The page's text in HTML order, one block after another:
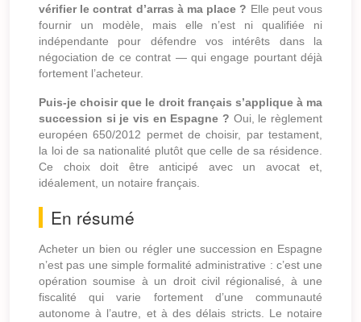
vérifier le contrat d’arras à ma place ? Elle peut vous
fournir un modèle, mais elle n’est ni qualifiée ni
indépendante pour défendre vos intérêts dans la
négociation de ce contrat — qui engage pourtant déjà
fortement l’acheteur.
Puis-je choisir que le droit français s’applique à ma
succession si je vis en Espagne ? Oui, le règlement
européen 650/2012 permet de choisir, par testament,
la loi de sa nationalité plutôt que celle de sa résidence.
Ce choix doit être anticipé avec un avocat et,
idéalement, un notaire français.
En résumé
Acheter un bien ou régler une succession en Espagne
n’est pas une simple formalité administrative : c’est une
opération soumise à un droit civil régionalisé, à une
fiscalité qui varie fortement d’une communauté
autonome à l’autre, et à des délais stricts. Le notaire